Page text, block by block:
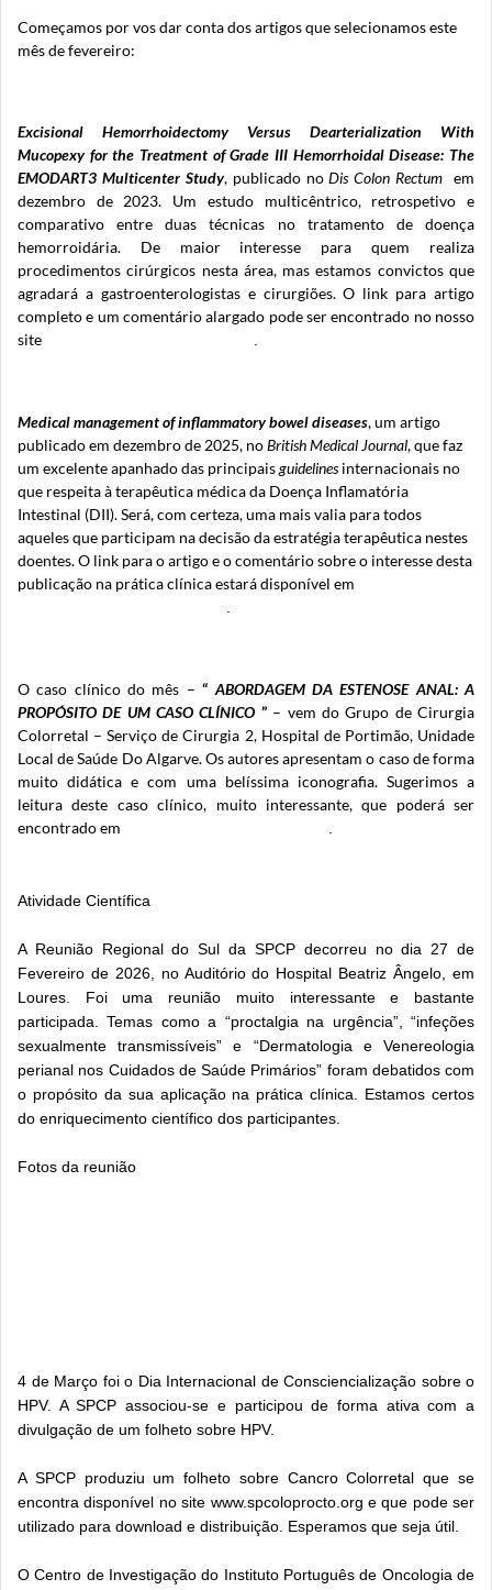
Começamos por vos dar conta dos artigos que selecionamos este
mês de fevereiro:
Excisional Hemorrhoidectomy Versus Dearterialization With
Mucopexy for the Treatment of Grade III Hemorrhoidal Disease: The
EMODART3 Multicenter Study, publicado noDis Colon Rectum em
dezembro de 2023. Um estudo multicêntrico, retrospetivo e
comparativo entre duas técnicas no tratamento de doença
hemorroidária. De maior interesse para quem realiza
procedimentos cirúrgicos nesta área, mas estamos convictos que
agradará a gastroenterologistas e cirurgiões. O link para artigo
completo e um comentário alargado pode ser encontrado no nosso
site
Medical management of inflammatory bowel diseases, um artigo
publicado em dezembro de 2025, noBritish Medical Journal, que faz
um excelente apanhado das principaisguidelinesinternacionais no
que respeita à terapêutica médica da Doença Inflamatória
Intestinal (DII). Será, com certeza, uma mais valia para todos
aqueles que participam na decisão da estratégia terapêutica nestes
doentes. O link para o artigo e o comentário sobre o interesse desta
publicação na prática clínica estará disponível em
O caso clínico do mês –“ ABORDAGEM DA ESTENOSE ANAL: A
PROPÓSITO DE UM CASO CLÍNICO ”– vem do Grupo de Cirurgia
Colorretal – Serviço de Cirurgia 2, Hospital de Portimão, Unidade
Local de Saúde Do Algarve. Os autores apresentam o caso de forma
muito didática e com uma belíssima iconografia. Sugerimos a
leitura deste caso clínico, muito interessante, que poderá ser
encontrado em
Atividade Científica
A Reunião Regional do Sul da SPCP decorreu no dia 27 de
Fevereiro de 2026, no Auditório do Hospital Beatriz Ângelo, em
Loures. Foi uma reunião muito interessante e bastante
participada. Temas como a “proctalgia na urgência”, “infeções
sexualmente transmissíveis” e “Dermatologia e Venereologia
perianal nos Cuidados de Saúde Primários” foram debatidos com
o propósito da sua aplicação na prática clínica. Estamos certos
do enriquecimento científico dos participantes.
Fotos da reunião
4 de Março foi o Dia Internacional de Consciencialização sobre o
HPV. A SPCP associou-se e participou de forma ativa com a
divulgação de um folheto sobre HPV.
A SPCP produziu um folheto sobre Cancro Colorretal que se
encontra disponível no site www.spcoloprocto.org e que pode ser
utilizado para download e distribuição. Esperamos que seja útil.
O Centro de Investigação do Instituto Português de Oncologia de